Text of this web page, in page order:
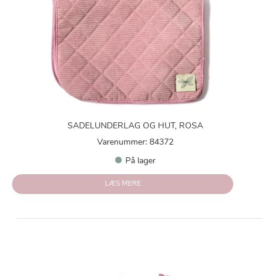
SADELUNDERLAG OG HUT, ROSA
Varenummer: 84372
På lager
LÆS MERE